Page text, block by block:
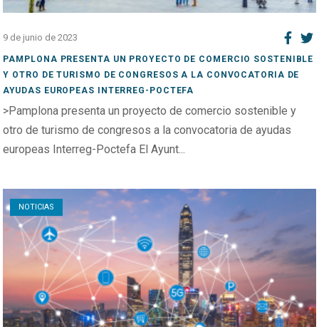
9 de junio de 2023
PAMPLONA PRESENTA UN PROYECTO DE COMERCIO SOSTENIBLE
Y OTRO DE TURISMO DE CONGRESOS A LA CONVOCATORIA DE
AYUDAS EUROPEAS INTERREG-POCTEFA
>Pamplona presenta un proyecto de comercio sostenible y
otro de turismo de congresos a la convocatoria de ayudas
europeas Interreg-Poctefa El Ayunt...
NOTICIAS
Open post